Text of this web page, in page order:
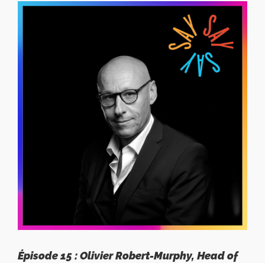
Épisode 15 : Olivier Robert-Murphy, Head of